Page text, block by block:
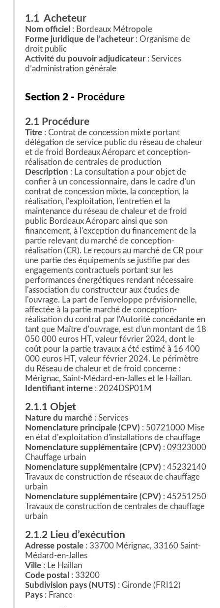
1.1 Acheteur
Nom officiel : Bordeaux Métropole
Forme juridique de l’acheteur: Organisme de
droit public
Activité du pouvoir adjudicateur: Services
d’administration générale
Section 2 - Procédure
2.1 Procédure
Titre : Contrat de concession mixte portant
délégation de service public du réseau de chaleur
et de froid Bordeaux Aéroparc et conception-
réalisation de centrales de production
Description : La consultation a pour objet de
confier à un concessionnaire, dans le cadre d'un
contrat de concession mixte, la conception, la
réalisation, l'exploitation, l'entretien et la
maintenance du réseau de chaleur et de froid
public Bordeaux Aéroparc ainsi que son
financement, à l'exception du financement de la
partie relevant du marché de conception-
réalisation (CR). Le recours au marché de CR pour
une partie des équipements se justifie par des
engagements contractuels portant sur les
performances énergétiques rendant nécessaire
l'association du constructeur aux études de
l'ouvrage. La part de l'enveloppe prévisionnelle,
affectée à la partie marché de conception-
réalisation du contrat par l'Autorité concédante en
tant que Maître d'ouvrage, est d'un montant de 18
050 000 euros HT, valeur février 2024, dont le
coût pour la partie travaux a été estimé à 16 400
000 euros HT, valeur février 2024. Le périmètre
du Réseau de chaleur et de froid concerne :
Mérignac, Saint-Médard-en-Jalles et le Haillan.
Identifiant interne: 2024DSP01M
2.1.1 Objet
Nature du marché: Services
Nomenclature principale (CPV) : 50721000 Mise
en état d'exploitation d'installations de chauffage
Nomenclature supplémentaire (CPV) : 09323000
Chauffage urbain
Nomenclature supplémentaire (CPV) : 45232140
Travaux de construction de réseaux de chauffage
urbain
Nomenclature supplémentaire (CPV) : 45251250
Travaux de construction de centrales de chauffage
urbain
2.1.2 Lieu d’exécution
Adresse postale: 33700 Mérignac, 33160 Saint-
Médard-en-Jalles
Ville: Le Haillan
Code postal : 33200
Subdivision pays (NUTS) : Gironde (FRI12)
Pays : France